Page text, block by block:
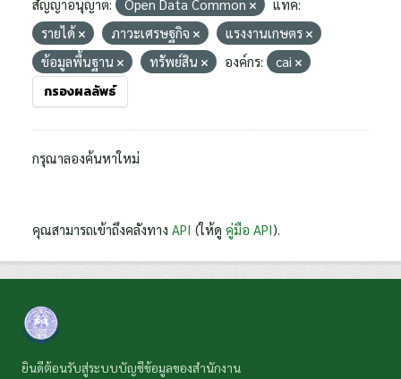
สัญญาอนุญาต: Open Data Common
แท็ค:
รายได้
ภาวะเศรษฐกิจ
แรงงานเกษตร
ข้อมูลพื้นฐาน
ทรัพย์สิน องค์กร: cai
กรองผลลัพธ์
กรุณาลองค้นหาใหม่
คุณสามารถเข้าถึงคลังทาง API (ให้ดู คู่มือ API).
ยินดีต้อนรับสู่ระบบบัญชีข้อมูลของสำนักงาน